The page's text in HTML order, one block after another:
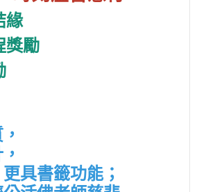
緣
獎勵
具書籤功能；